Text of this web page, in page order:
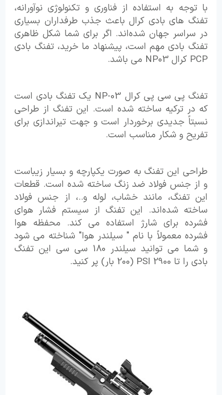
با توجه به استفاده از فناوری و تکنولوژی نوآورانه،
تفنگ های بادی کرال باعث جذب طرفداران بسیاری
در سراسر جهان شده‌اند. اگر برای شما شکل ظاهری
تفنگ بادی مهم است، پیشنهاد ما خرید، تفنگ بادی
PCP کرال NP03 می باشد.
تفنگ پی سی پی کرال NP-03 یک تفنگ بادی است
که در ترکیه ساخته شده است. این تفنگ از طراحی
نسبتاً جدیدی برخوردار است و جهت تیراندازی برای
تفریح و شکار مناسب است.
طراحی این تفنگ به صورت یکپارچه و بسیار زیباست
و از جنس فولاد ضد زنگ ساخته شده است. قطعات
این تفنگ، مانند خشاب، لوله و..، از جنس فولاد
ساخته شده‌اند. این تفنگ از سیستم فشار هوای
فشرده برای شارژ استفاده می کند. محفظه هوا
فشرده معمولاً با نام " سیلندر هوا" شناخته می شود
و شما می توانید سیلندر 180 سی سی این تفنگ
بادی را تا 2900 PSI (200 بار) پر کنید.